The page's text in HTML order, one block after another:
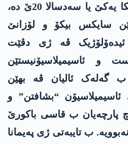
دە، ب تایبەتی د چارێکا یەکێ یا سەدسالا 20ێ دە،
سایکس بیکۆ و لۆزانێ
ئیدەۆلۆژیک ڤە ژی دڤێت
و ئاسیمیلاسیۆنیستێن
گەلەک ئالیان ڤە بهێن
ئاسیمیلاسیۆن “بشافتن” و
چ پارچەیان ب قاسی باکورێ
ب تایبەتی ژی پەیمانا